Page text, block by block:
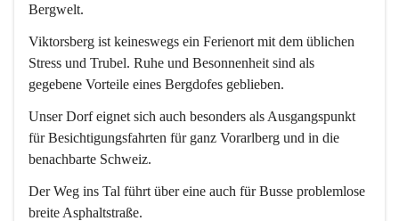
Bergwelt.
Viktorsberg ist keineswegs ein Ferienort mit dem üblichen
Stress und Trubel. Ruhe und Besonnenheit sind als
gegebene Vorteile eines Bergdofes geblieben.
Unser Dorf eignet sich auch besonders als Ausgangspunkt
für Besichtigungsfahrten für ganz Vorarlberg und in die
benachbarte Schweiz.
Der Weg ins Tal führt über eine auch für Busse problemlose
breite Asphaltstraße.